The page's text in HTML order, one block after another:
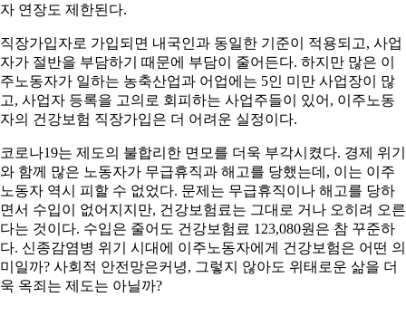
자 연장도 제한된다.
직장가입자로 가입되면 내국인과 동일한 기준이 적용되고, 사업
자가 절반을 부담하기 때문에 부담이 줄어든다. 하지만 많은 이
주노동자가 일하는 농축산업과 어업에는 5인 미만 사업장이 많
고, 사업자 등록을 고의로 회피하는 사업주들이 있어, 이주노동
자의 건강보험 직장가입은 더 어려운 실정이다.
코로나19는 제도의 불합리한 면모를 더욱 부각시켰다. 경제 위기
와 함께 많은 노동자가 무급휴직과 해고를 당했는데, 이는 이주
노동자 역시 피할 수 없었다. 문제는 무급휴직이나 해고를 당하
면서 수입이 없어지지만, 건강보험료는 그대로 거나 오히려 오른
다는 것이다. 수입은 줄어도 건강보험료 123,080원은 참 꾸준하
다. 신종감염병 위기 시대에 이주노동자에게 건강보험은 어떤 의
미일까? 사회적 안전망은커녕, 그렇지 않아도 위태로운 삶을 더
욱 옥죄는 제도는 아닐까?